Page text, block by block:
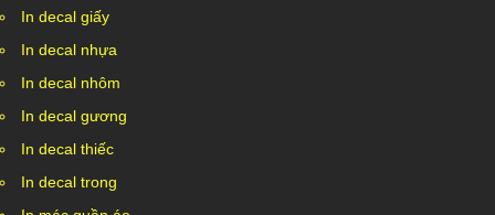
In decal giấy
In decal nhựa
In decal nhôm
In decal gương
In decal thiếc
In decal trong